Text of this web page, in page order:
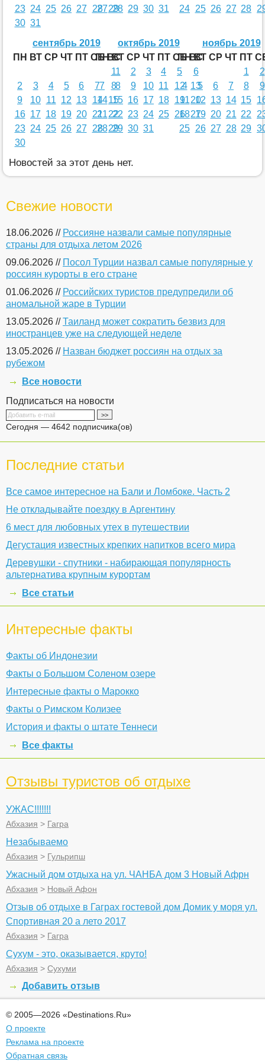
23 24 25 26 27 28
29
30 31
27 28 29 30 31
24 25 26 27 28
сентябрь 2019
ПН ВТ СР ЧТ ПТ СБ ВС
1
2
3 4 5 6 7
8
9
10 11 12 13 14
15
16 17 18 19 20 21
22
23 24 25 26 27 28
29
30
октябрь 2019
ПН ВТ СР ЧТ ПТ СБ ВС
1
2 3 4 5
6
7
8 9 10 11 12
13
14 15 16 17 18 19
20
21 22 23 24 25 26
27
28 29 30 31
ноябрь 2019
ПН ВТ СР ЧТ ПТ
1
2
4
5 6 7 8
9
11 12 13 14 15
18 19 20 21 22
25 26 27 28 29
Новостей за этот день нет.
Свежие новости
18.06.2026 // Россияне назвали самые популярные
страны для отдыха летом 2026
09.06.2026 // Посол Турции назвал самые популярные у
россиян курорты в его стране
01.06.2026 // Российских туристов предупредили об
аномальной жаре в Турции
13.05.2026 //Таиланд может сократить безвиз для
иностранцев уже на следующей неделе
13.05.2026 // Назван бюджет россиян на отдых за
рубежом
Все новости
Подписаться на новости
Сегодня — 4642 подписчика(ов)
Последние статьи
Все самое интересное на Бали и Ломбоке. Часть 2
Не откладывайте поездку в Аргентину
6 мест для любовных утех в путешествии
Дегустация известных крепких напитков всего мира
Деревушки - спутники - набирающая популярность
альтернатива крупным курортам
Все статьи
Интересные факты
Факты об Индонезии
Факты о Большом Соленом озере
Интересные факты о Марокко
Факты о Римском Колизее
История и факты о штате Теннеси
Все факты
Отзывы туристов об отдыхе
УЖАС!!!!!!!
Абхазия > Гагра
Незабываемо
Абхазия > Гульрипш
Ужасный дом отдыха на ул. ЧАНБА дом 3 Новый Афрн
Абхазия > Новый Афон
Отзыв об отдыхе в Гаграх гостевой дом Домик у моря ул.
Спортивная 20 а лето 2017
Абхазия > Гагра
Сухум - это, оказывается, круто!
Абхазия > Сухуми
Добавить отзыв
© 2005—2026 «Destinations.Ru»
О проекте
Реклама на проекте
Обратная связь